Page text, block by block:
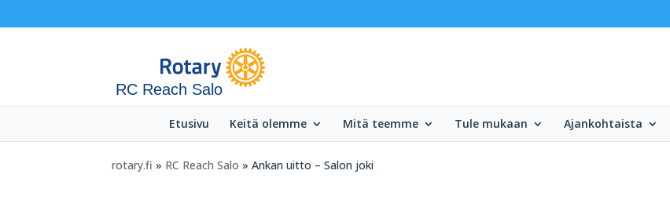
RC Reach Salo
Etusivu Keitä olemme Mitä teemme Tule mukaan Ajankohtaista
rotary.fi » RC Reach Salo » Ankan uitto – Salon joki